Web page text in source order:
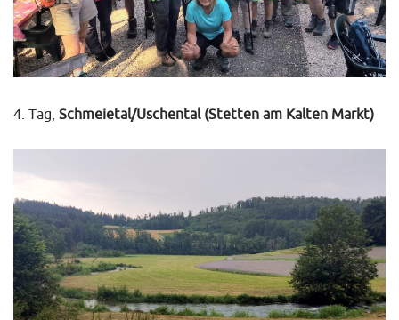
4. Tag, Schmeietal/Uschental (Stetten am Kalten Markt)